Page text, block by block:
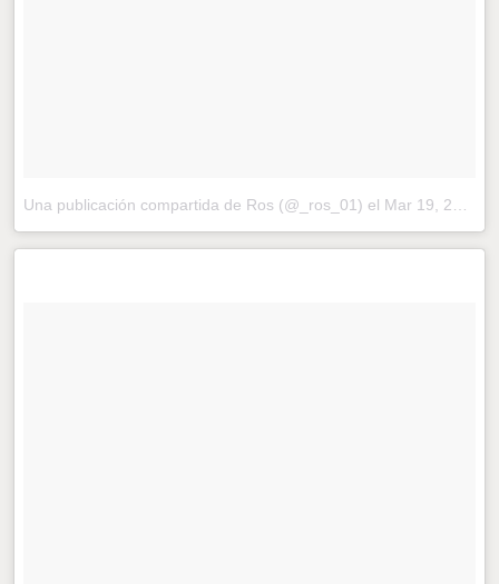
Una publicación compartida de Ros (@_ros_01) el Mar 19, 2018 at 8:09 PDT